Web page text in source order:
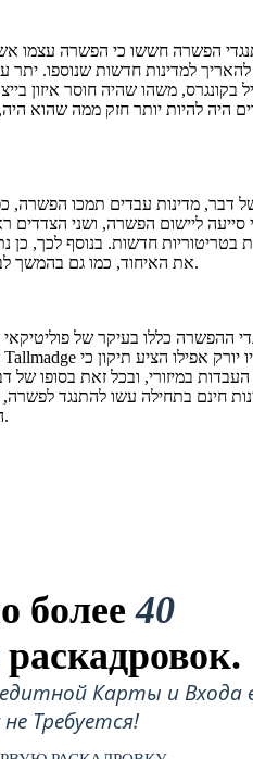
הפשרה חששו כי הפשרה עצמו
להאריך למדינות חדשות שנוספו.
בקונגרס, משהו שהיה חוסר איזון
היה להיות יותר חזק ממה שהוא היה,
דבר, מדינות עבדים תמכו הפשרה,
סייעה ליישום הפשרה, ושני
בטריטוריות חדשות. בנוסף לכך, כן
את האיחוד, כמו גם בהמשך לבנות סמכויות המדינה הפדרלית.
ההפשרה כללו בעיקר של
העבדות במיזורי, ובכל זאת בסופו של
חינם בתחילה עשו להתנגד
הבסיס שזה נשמר איזון בקונגרס.
более40
раскадровок.
Карты и Входа
Требуется!